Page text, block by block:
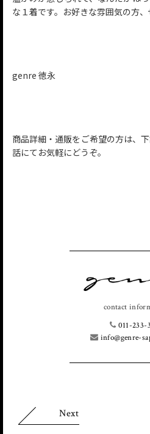
な１着です。お好きな雰囲気の方、
genre 徳永
商品詳細・通販をご希望の方は、
話にてお気軽にどうぞ。
contact
011-233-
info@genre-
Next